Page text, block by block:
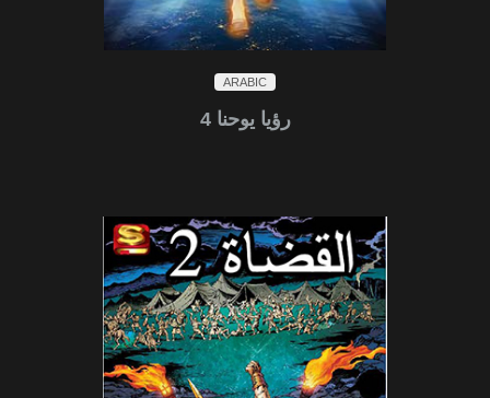
ARABIC
4 رؤيا يوحنا